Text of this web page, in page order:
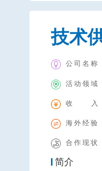
技术
公司名称
活动领域
收 入
海外经验
合作现状
简介